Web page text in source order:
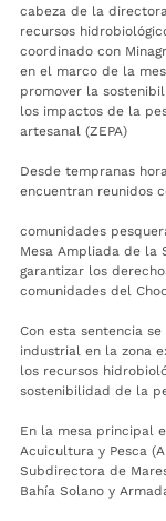
cabeza de la
recursos
coordinado con
en el marco de la
promover la
los impactos de la
artesanal (ZEPA)
Desde tempranas
encuentran reunidos
comunidades
Mesa Ampliada de la
garantizar los
comunidades del
Con esta sentencia
industrial en la zona
los recursos
sostenibilidad de la
En la mesa principal
Acuicultura y Pesca
Subdirectora de
Bahía Solano y